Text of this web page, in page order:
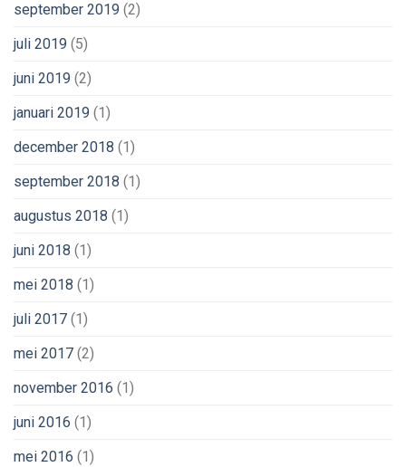
september 2019 (2)
juli 2019 (5)
juni 2019 (2)
januari 2019 (1)
december 2018 (1)
september 2018 (1)
augustus 2018 (1)
juni 2018 (1)
mei 2018 (1)
juli 2017 (1)
mei 2017 (2)
november 2016 (1)
juni 2016 (1)
mei 2016 (1)